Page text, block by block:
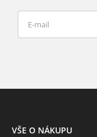
VŠE O NÁKUPU